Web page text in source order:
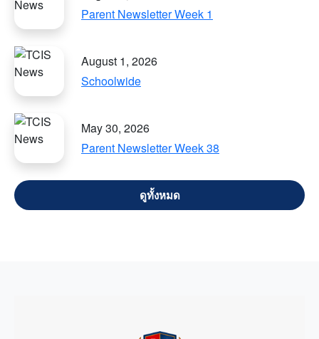
Parent Newsletter Week 1
August 1, 2026
Schoolwide
May 30, 2026
Parent Newsletter Week 38
VIEW ALL